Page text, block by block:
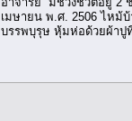
เมษายน พ.ศ. 2506 ไหม้
บรรพบุรุษ หุ้มห่อด้วยผ้าปู